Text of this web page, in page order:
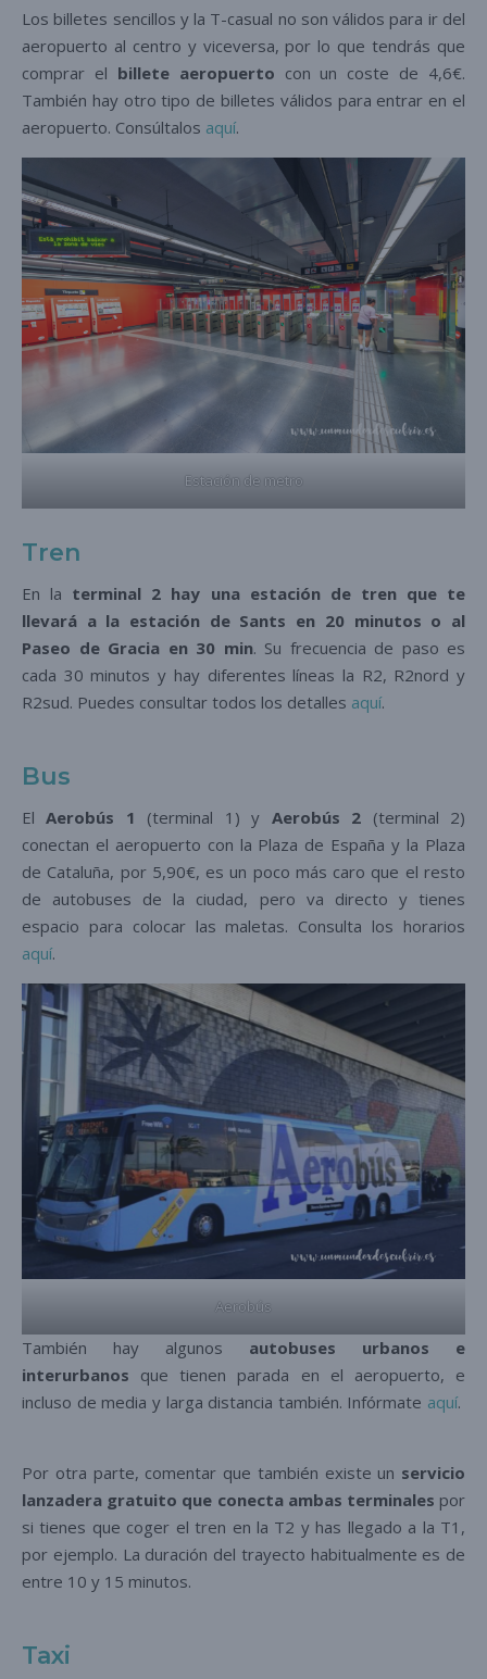
Los billetes sencillos y la T-casual no son válidos para ir del
aeropuerto al centro y viceversa, por lo que tendrás que
comprar el billete aeropuerto con un coste de 4,6€.
También hay otro tipo de billetes válidos para entrar en el
aeropuerto. Consúltalos aquí.
Estación de metro
Tren
En la terminal 2 hay una estación de tren que te
llevará a la estación de Sants en 20 minutos o al
Paseo de Gracia en 30 min. Su frecuencia de paso es
cada 30 minutos y hay diferentes líneas la R2, R2nord y
R2sud. Puedes consultar todos los detalles aquí.
Bus
ElAerobús 1 (terminal 1) y Aerobús 2 (terminal 2)
conectan el aeropuerto con la Plaza de España y la Plaza
de Cataluña, por 5,90€, es un poco más caro que el resto
de autobuses de la ciudad, pero va directo y tienes
espacio para colocar las maletas. Consulta los horarios
aquí.
Aerobús
También hay algunos autobuses urbanos e
interurbanos que tienen parada en el aeropuerto, e
incluso de media y larga distancia también. Infórmate aquí.
Por otra parte, comentar que también existe un servicio
lanzadera gratuito que conecta ambas terminales por
si tienes que coger el tren en la T2 y has llegado a la T1,
por ejemplo. La duración del trayecto habitualmente es de
entre 10 y 15 minutos.
Taxi